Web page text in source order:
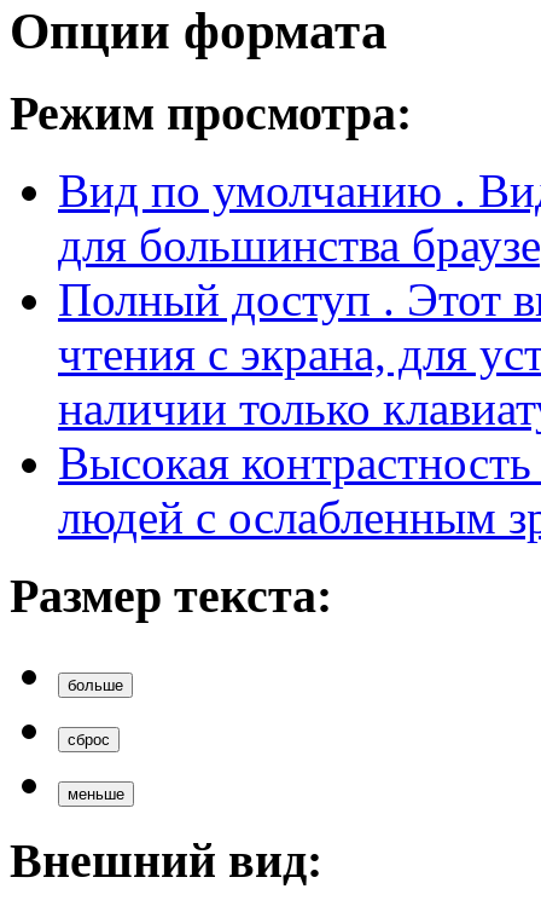
Опции формата
Режим просмотра:
Вид по умолчанию .
для большинства
Полный доступ . Этот
чтения с экрана, для
наличии только
Высокая
людей с ослабленным
Размер текста:
больше
сброс
меньше
Внешний вид: